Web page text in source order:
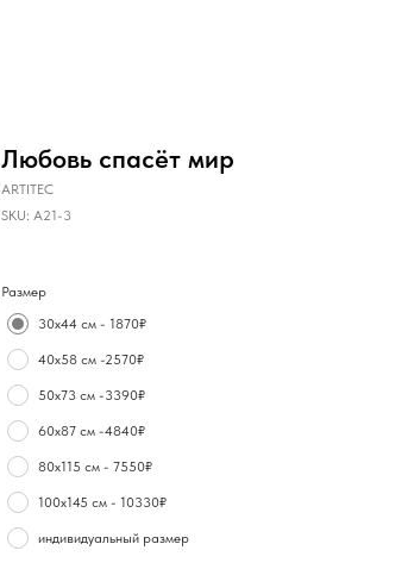
Любовь спасёт мир
ARTITEC
SKU: А21-3
Размер
30х44 см - 1870₽
40х58 см -2570₽
50х73 см -3390₽
60х87 см -4840₽
80х115 см - 7550₽
100х145 см - 10330₽
индивидуальный размер